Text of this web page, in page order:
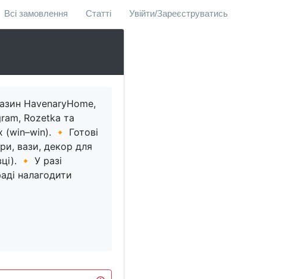
Всі замовлення Статті Увійти/Зареєструватись
HavenaryHome,
Rozetka та
(win–win). 🔸 Готові
вази, декор для
🔸 У разі
налагодити